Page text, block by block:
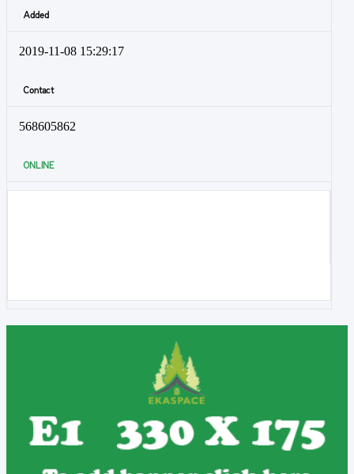
Added
2019-11-08 15:29:17
Contact
568605862
ONLINE